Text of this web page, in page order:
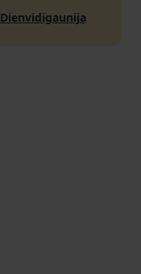
Dienvidigaunija